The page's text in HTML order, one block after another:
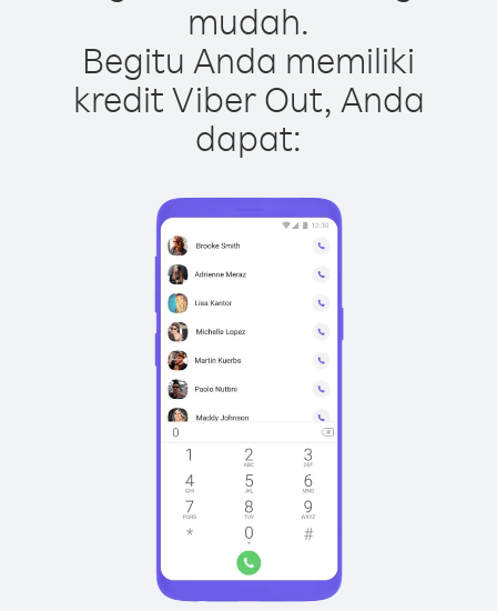
mudah.
Begitu Anda memiliki
kredit Viber Out, Anda
dapat: